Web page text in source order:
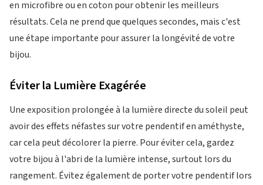
en microfibre ou en coton pour obtenir les meilleurs
résultats. Cela ne prend que quelques secondes, mais c'est
une étape importante pour assurer la longévité de votre
bijou.
Éviter la Lumière Exagérée
Une exposition prolongée à la lumière directe du soleil peut
avoir des effets néfastes sur votre pendentif en améthyste,
car cela peut décolorer la pierre. Pour éviter cela, gardez
votre bijou à l'abri de la lumière intense, surtout lors du
rangement. Évitez également de porter votre pendentif lors